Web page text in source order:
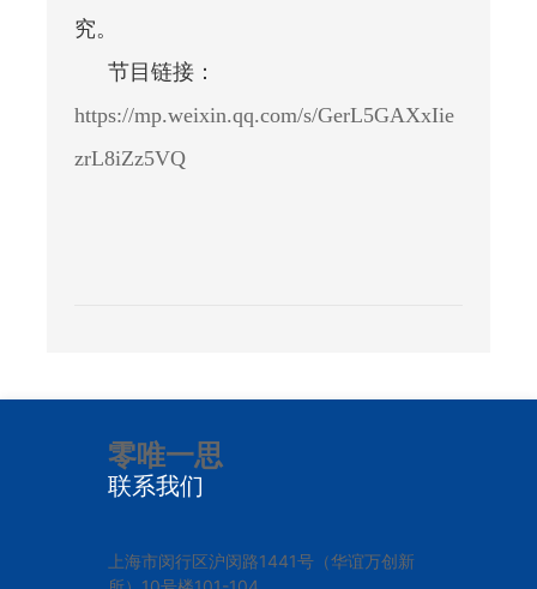
究。
节目链接：
https://mp.weixin.qq.com/s/GerL5GAXxIie
zrL8iZz5VQ
零唯一思
联系我们
上海市闵行区沪闵路1441号（华谊万创新